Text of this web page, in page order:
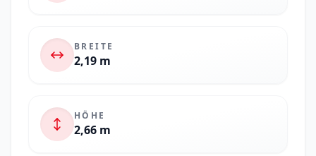
BREITE
2,19 m
HÖHE
2,66 m